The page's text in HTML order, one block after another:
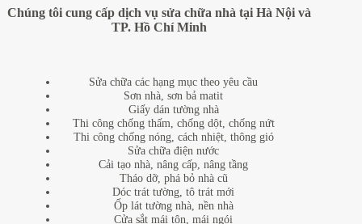
Chúng tôi cung cấp dịch vụ sửa chữa nhà tại Hà Nội và
TP. Hồ Chí Minh
Sửa chữa các hạng mục theo yêu cầu
Sơn nhà, sơn bả matit
Giấy dán tường nhà
Thi công chống thấm, chống dột, chống nứt
Thi công chống nóng, cách nhiệt, thông gió
Sửa chữa điện nước
Cải tạo nhà, nâng cấp, nâng tầng
Tháo dỡ, phá bỏ nhà cũ
Dóc trát tường, tô trát mới
Ốp lát tường nhà, nền nhà
Cửa sắt mái tôn, mái ngói